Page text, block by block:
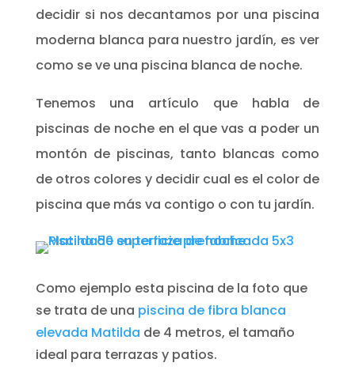
decidir si nos decantamos por una piscina
moderna blanca para nuestro jardín, es ver
como se ve una piscina blanca de noche.
Tenemos una artículo que habla de
piscinas de noche en el que vas a poder un
montón de piscinas, tanto blancas como
de otros colores y decidir cual es el color de
piscina que más va contigo o con tu jardín.
Como ejemplo esta piscina de la foto que
se trata de una piscina de fibra blanca
elevada Matilda de 4 metros, el tamaño
ideal para terrazas y patios.